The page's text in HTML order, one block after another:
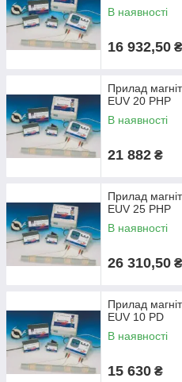
В наявності
16 932,50 ₴
Прилад
EUV 20 PHP
В наявності
21 882 ₴
Прилад
EUV 25 PHP
В наявності
26 310,50 ₴
Прилад
EUV 10 PD
В наявності
15 630 ₴